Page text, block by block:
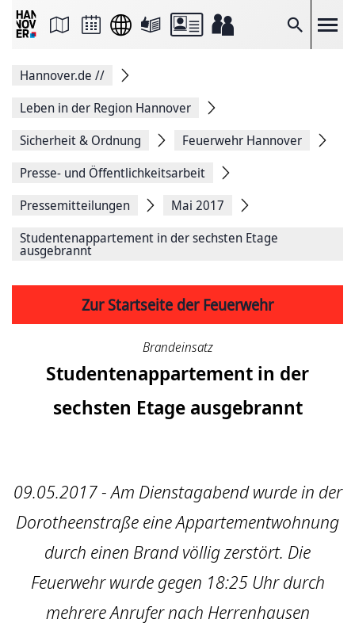
Suche
Seite
Facebook
teilen
Seitenlink
Seite
Hannover.de //
Leben in der Region Hannover
Sicherheit & Ordnung
Feuerwehr Hannover
Presse- und Öffentlichkeitsarbeit
Pressemitteilungen
Mai 2017
Studentenappartement in der sechsten Etage
ausgebrannt
Zur Startseite der Feuerwehr
Brandeinsatz
Studentenappartement in der
sechsten Etage ausgebrannt
09.05.2017 - Am Dienstagabend wurde in der
Dorotheenstraße eine Appartementwohnung
durch einen Brand völlig zerstört. Die
Feuerwehr wurde gegen 18:25 Uhr durch
mehrere Anrufer nach Herrenhausen